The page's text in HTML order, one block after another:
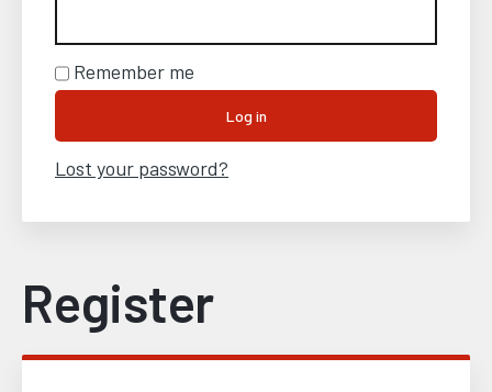
Remember me
Log in
Lost your password?
Register